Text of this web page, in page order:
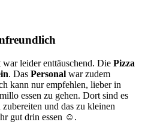
leider enttäuschend. Die Pizza
. Das Personal war zudem
kann nur empfehlen, lieber in
essen zu gehen. Dort sind es
und das zu kleinen
gut drin essen ☺️.